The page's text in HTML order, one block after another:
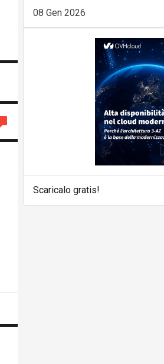
08 Gen 2026
Scaricalo gratis!